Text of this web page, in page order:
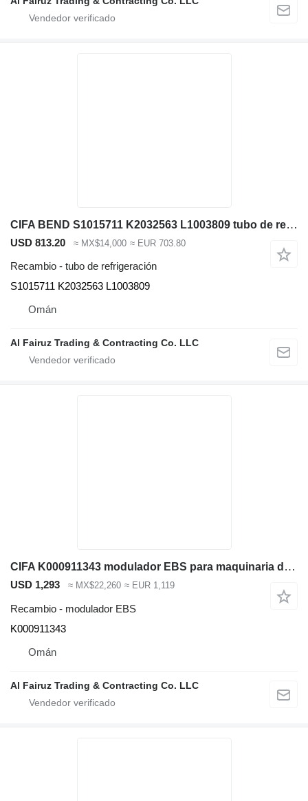
CIFA BEND S1015711 K2032563 L1003809 tubo de refrigeración para maquinaria de construcción
USD 813.20 ≈ MX$14,000 ≈ EUR 703.80
Recambio - tubo de refrigeración
S1015711 K2032563 L1003809
Omán
Al Fairuz Trading & Contracting Co. LLC
CIFA K000911343 modulador EBS para maquinaria de construcción
USD 1,293 ≈ MX$22,260 ≈ EUR 1,119
Recambio - modulador EBS
K000911343
Omán
Al Fairuz Trading & Contracting Co. LLC